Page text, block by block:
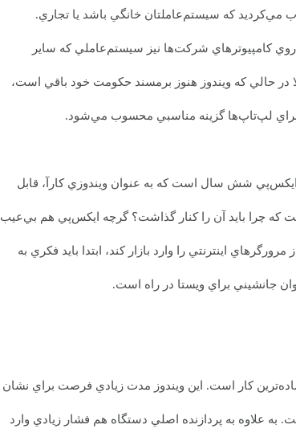
مي‌کرديد که سيستم‌عاملتان خانگي باشد يا تجاري.
کامپيوترهاي شرکت‌ها نيز سيستم‌عاملي که ساير
در حالي که ويندوز هنوز برمسند حکومت خود باقي است،
براي لپ‌تاپ‌ها گزينه مناسبي محسوب مي‌شود.
شش سال است که به عنوان ويندوزي کارآ، قابل
كه چرا بايد آن را کنار گذاشت؟ گرچه ايکس‌پي هم بي‌عيب
اينترنتي را وارد بازار کند، ابتدا بايد فکري به
کار است. اين ويندوز مدت زيادي فرصت براي نشان
به علاوه به پردازنده اصلي دستگاه هم فشار زيادي وارد